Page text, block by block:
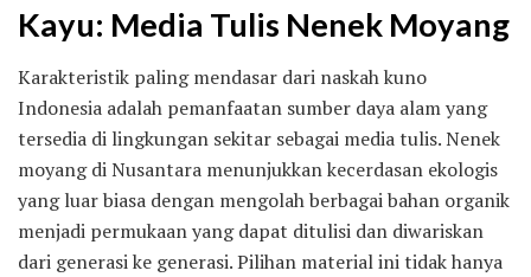
Kayu: Media Tulis Nenek Moyang
Karakteristik paling mendasar dari naskah kuno
Indonesia adalah pemanfaatan sumber daya alam yang
tersedia di lingkungan sekitar sebagai media tulis. Nenek
moyang di Nusantara menunjukkan kecerdasan ekologis
yang luar biasa dengan mengolah berbagai bahan organik
menjadi permukaan yang dapat ditulisi dan diwariskan
dari generasi ke generasi. Pilihan material ini tidak hanya